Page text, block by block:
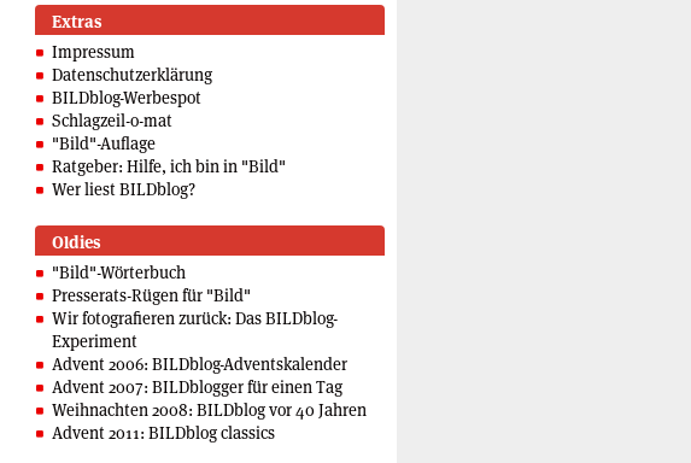
Extras
Impressum
Datenschutzerklärung
BILDblog-Werbespot
Schlagzeil-o-mat
"Bild"-Auflage
Ratgeber: Hilfe, ich bin in "Bild"
Wer liest BILDblog?
Oldies
"Bild"-Wörterbuch
Presserats-Rügen für "Bild"
Wir fotografieren zurück: Das BILDblog-
Experiment
Advent 2006: BILDblog-Adventskalender
Advent 2007: BILDblogger für einen Tag
Weihnachten 2008: BILDblog vor 40 Jahren
Advent 2011: BILDblog classics